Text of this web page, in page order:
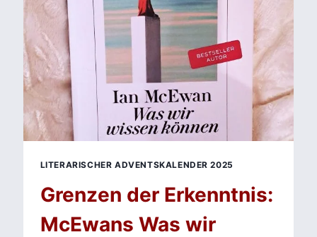
BLINDEN
FLECK
DER
FIGUREN
LITERARISCHER ADVENTSKALENDER 2025
Grenzen der Erkenntnis:
McEwans Was wir